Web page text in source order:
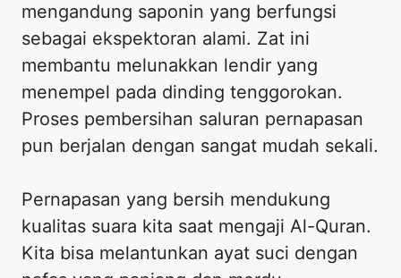
mengandung saponin yang berfungsi
sebagai ekspektoran alami. Zat ini
membantu melunakkan lendir yang
menempel pada dinding tenggorokan.
Proses pembersihan saluran pernapasan
pun berjalan dengan sangat mudah sekali.
Pernapasan yang bersih mendukung
kualitas suara kita saat mengaji Al-Quran.
Kita bisa melantunkan ayat suci dengan